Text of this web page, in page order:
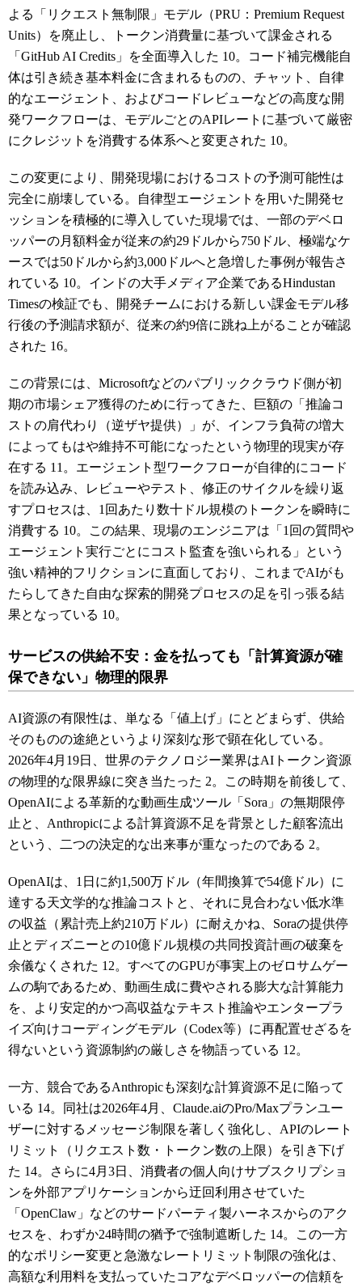
よる「リクエスト無制限」モデル（PRU：Premium Request
Units）を廃止し、トークン消費量に基づいて課金される
「GitHub AI Credits」を全面導入した 10。コード補完機能自
体は引き続き基本料金に含まれるものの、チャット、自律
的なエージェント、およびコードレビューなどの高度な開
発ワークフローは、モデルごとのAPIレートに基づいて厳密
にクレジットを消費する体系へと変更された 10。
この変更により、開発現場におけるコストの予測可能性は
完全に崩壊している。自律型エージェントを用いた開発セ
ッションを積極的に導入していた現場では、一部のデベロ
ッパーの月額料金が従来の約29ドルから750ドル、極端なケ
ースでは50ドルから約3,000ドルへと急増した事例が報告さ
れている 10。インドの大手メディア企業であるHindustan
Timesの検証でも、開発チームにおける新しい課金モデル移
行後の予測請求額が、従来の約9倍に跳ね上がることが確認
された 16。
この背景には、Microsoftなどのパブリッククラウド側が初
期の市場シェア獲得のために行ってきた、巨額の「推論コ
ストの肩代わり（逆ザヤ提供）」が、インフラ負荷の増大
によってもはや維持不可能になったという物理的現実が存
在する 11 。エージェント型ワークフローが自律的にコード
を読み込み、レビューやテスト、修正のサイクルを繰り返
すプロセスは、1回あたり数十ドル規模のトークンを瞬時に
消費する 10。この結果、現場のエンジニアは「1回の質問や
エージェント実行ごとにコスト監査を強いられる」という
強い精神的フリクションに直面しており、これまでAIがも
たらしてきた自由な探索的開発プロセスの足を引っ張る結
果となっている 10。
サービスの供給不安：金を払っても「計算資源が確
保できない」物理的限界
AI資源の有限性は、単なる「値上げ」にとどまらず、供給
そのものの途絶というより深刻な形で顕在化している。
2026年4月19日、世界のテクノロジー業界はAIトークン資源
の物理的な限界線に突き当たった 2。この時期を前後して、
OpenAIによる革新的な動画生成ツール「Sora」の無期限停
止と、Anthropicによる計算資源不足を背景とした顧客流出
という、二つの決定的な出来事が重なったのである 2。
OpenAIは、1日に約1,500万ドル（年間換算で54億ドル）に
達する天文学的な推論コストと、それに見合わない低水準
の収益（累計売上約210万ドル）に耐えかね、Soraの提供停
止とディズニーとの10億ドル規模の共同投資計画の破棄を
余儀なくされた 12。すべてのGPUが事実上のゼロサムゲー
ムの駒であるため、動画生成に費やされる膨大な計算能力
を、より安定的かつ高収益なテキスト推論やエンタープラ
イズ向けコーディングモデル（Codex等）に再配置せざるを
得ないという資源制約の厳しさを物語っている 12。
一方、競合であるAnthropicも深刻な計算資源不足に陥って
いる 14。同社は2026年4月、Claude.aiのPro/Maxプランユー
ザーに対するメッセージ制限を著しく強化し、APIのレート
リミット（リクエスト数・トークン数の上限）を引き下げ
た 14。さらに4月3日、消費者の個人向けサブスクリプショ
ンを外部アプリケーションから迂回利用させていた
「OpenClaw」などのサードパーティ製ハーネスからのアク
セスを、わずか24時間の猶予で強制遮断した 14。この一方
的なポリシー変更と急激なレートリミット制限の強化は、
高額な利用料を支払っていたコアなデベロッパーの信頼を